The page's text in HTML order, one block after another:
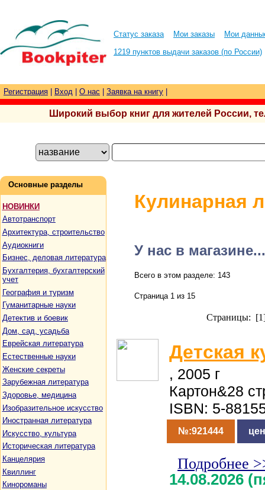
Статус заказа Мои заказы
Мои
1219 пунктов выдачи заказов (по России)
Регистрация Вход О нас Заявка на книгу
Широкий выбор книг для жителей России,
Основные разделы
НОВИНКИ
Автотранспорт
Архитектура, строительство
Аудиокниги
Бизнес, деловая литература
Бухгалтерия, бухгалтерский
учет
География и туризм
Гуманитарные науки
Детектив и боевик
Дом, сад, усадьба
Еврейская литература
Естественные науки
Женские секреты
Зарубежная литература
Здоровье, медицина
Изобразительное искусство
Иностранная литература
Искусство, культура
Историческая литература
Канцелярия
Квиллинг
Кинороманы
Кулинарная
У нас в магазине...
Всего в этом разделе: 143
Страница 1 из 15
Страницы:
Детская
, 2005 г
Картон&28
ISBN: 5-
№:921444
Подробнее
14.08.2026